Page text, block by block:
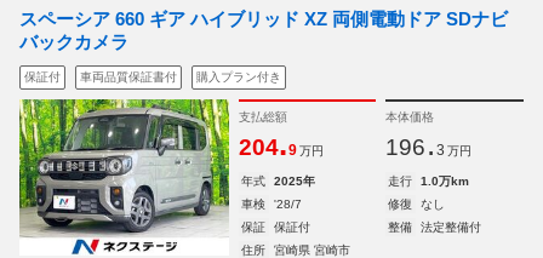
スペーシア 660 ギア ハイブリッド XZ 両側電動ドア SDナビ
バックカメラ
保証付 車両品質保証書付 購入プラン付き
支払総額
204.9 万円
本体価格
196. 3 万円
年式 2025年 走行
1.0万km
車検
'28/7 修復
なし
保証
保証付 整備
法定整備付
住所
宮崎県 宮崎市